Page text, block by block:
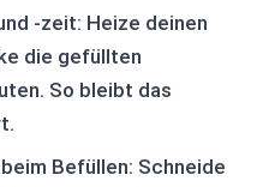
-zeit: Heize deinen
die gefüllten
So bleibt das
Befüllen: Schneide